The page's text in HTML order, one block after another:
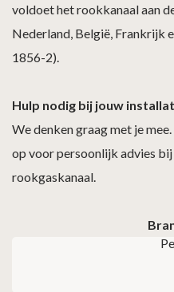
voldoet het rookkanaal aan
Nederland, België, Frankrijk
1856-2).
Hulp nodig bij jouw
We denken graag met je
op voor persoonlijk advies
rookgaskanaal.